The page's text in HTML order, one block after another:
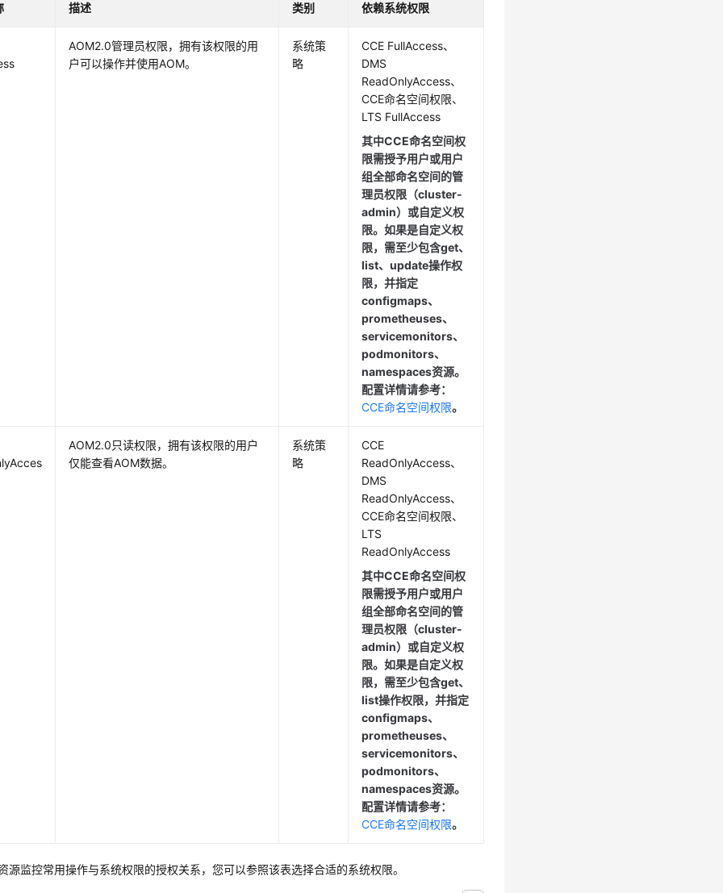
描述 类别 依赖系统权限
AOM2.0管理员权限，拥有该权限的用
户可以操作并使用AOM。
系统策
略
CCE FullAccess、
DMS
ReadOnlyAccess、
CCE命名空间权限、
LTS FullAccess
其中CCE命名空间权
限需授予用户或用户
组全部命名空间的管
理员权限（cluster-
admin）或自定义权
限。如果是自定义权
限，需至少包含get、
list、update操作权
限，并指定
configmaps、
prometheuses、
servicemonitors、
podmonitors、
namespaces资源。
配置详情请参考：
CCE命名空间权限。
AOM2.0只读权限，拥有该权限的用户
仅能查看AOM数据。
系统策
略
CCE
ReadOnlyAccess、
DMS
ReadOnlyAccess、
CCE命名空间权限、
LTS
ReadOnlyAccess
其中CCE命名空间权
限需授予用户或用户
组全部命名空间的管
理员权限（cluster-
admin）或自定义权
限。如果是自定义权
限，需至少包含get、
list操作权限，并指定
configmaps、
prometheuses、
servicemonitors、
podmonitors、
namespaces资源。
配置详情请参考：
CCE命名空间权限。
源监控常用操作与系统权限的授权关系，您可以参照该表选择合适的系统权限。